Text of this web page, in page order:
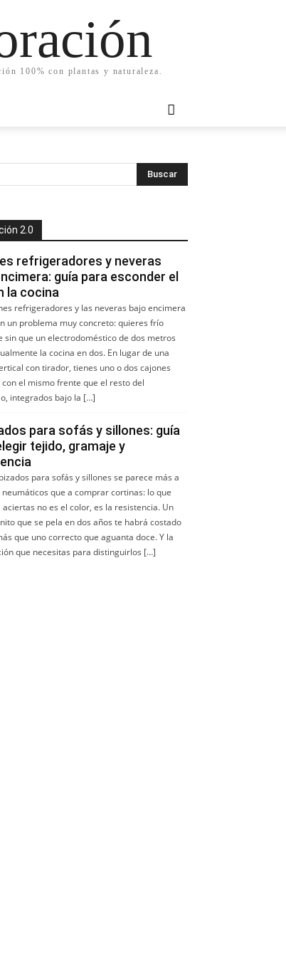
100% con plantas y naturaleza.
2.0
refrigeradores y neveras
guía para esconder el
la cocina
refrigeradores y las neveras bajo encimera
un problema muy concreto: quieres frío
sin que un electrodoméstico de dos metros
la cocina en dos. En lugar de una
con tirador, tienes uno o dos cajones
el mismo frente que el resto del
integrados bajo la […]
para sofás y sillones: guía
tejido, gramaje y
para sofás y sillones se parece más a
que a comprar cortinas: lo que
aciertas no es el color, es la resistencia. Un
que se pela en dos años te habrá costado
que uno correcto que aguanta doce. Y la
que necesitas para distinguirlos […]